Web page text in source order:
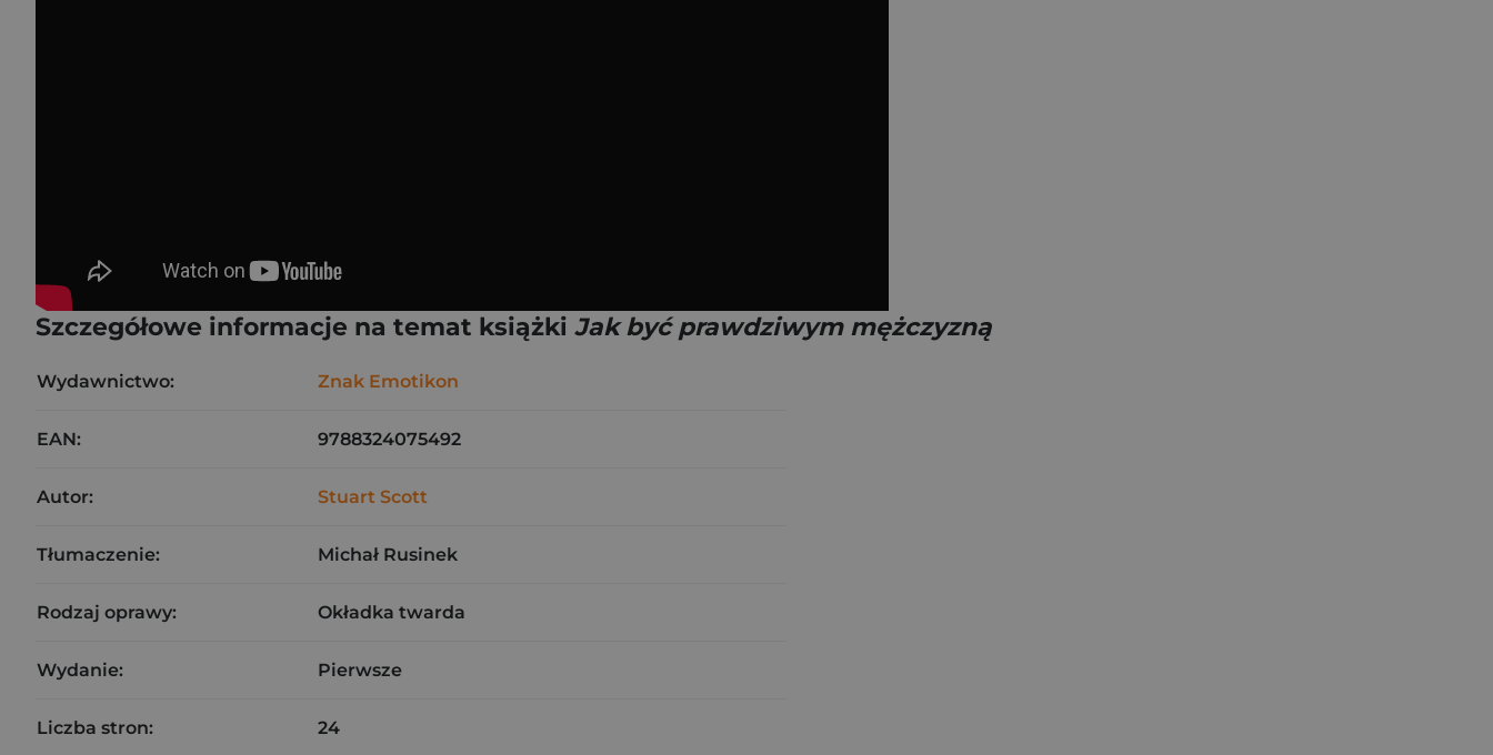
Szczegółowe informacje na temat książki Jak być prawdziwym mężczyzną
Wydawnictwo: Znak Emotikon
EAN: 9788324075492
Autor: Stuart Scott
Tłumaczenie: Michał Rusinek
Rodzaj oprawy: Okładka twarda
Wydanie: Pierwsze
Liczba stron: 24